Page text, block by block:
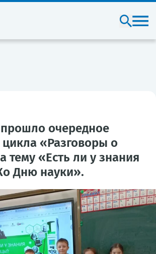
очередное
цикла «Разговоры о
тему «Есть ли у знания
Дню науки».